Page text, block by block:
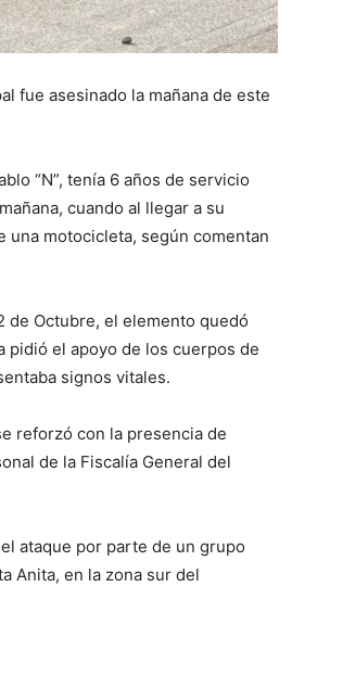
fue asesinado la mañana de este
“N”, tenía 6 años de servicio
cuando al llegar a su
una motocicleta, según comentan
de Octubre, el elemento quedó
pidió el apoyo de los cuerpos de
signos vitales.
reforzó con la presencia de
de la Fiscalía General del
ataque por parte de un grupo
Anita, en la zona sur del